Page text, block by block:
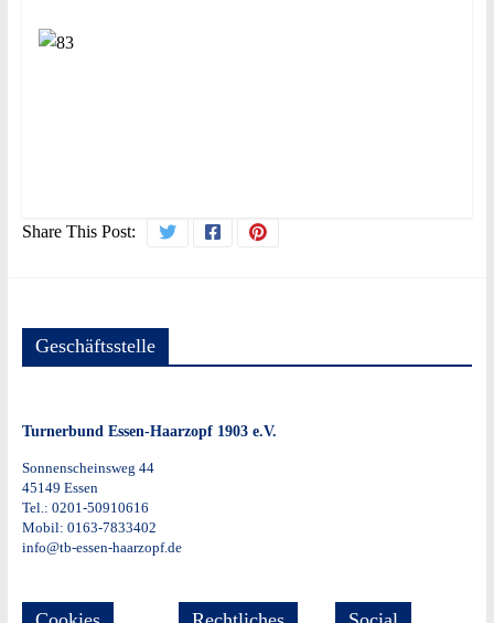
Share This Post:
Geschäftsstelle
Turnerbund Essen-Haarzopf 1903 e.V.
Sonnenscheinsweg 44
45149 Essen
Tel.: 0201-50910616
Mobil: 0163-7833402
info@tb-essen-haarzopf.de